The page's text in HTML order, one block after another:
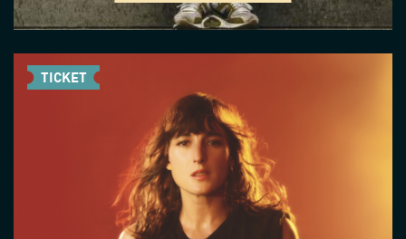
TICKET